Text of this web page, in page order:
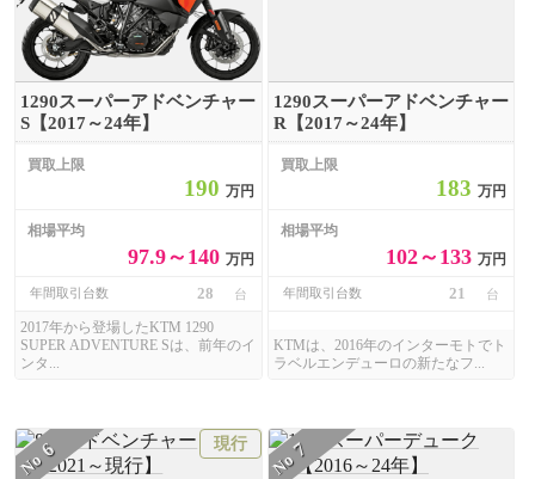
1290スーパーアドベンチャー
S【2017～24年】
買取上限
190 万円
相場平均
97.9～140 万円
年間取引台数 28 台
2017年から登場したKTM 1290
SUPER ADVENTURE Sは、前年のイ
ンタ...
1290スーパーアドベンチャー
R【2017～24年】
買取上限
183万円
相場平均
102～133万円
年間取引台数 21 台
KTMは、2016年のインターモトでト
ラベルエンデューロの新たなフ...
No6 現行
No7